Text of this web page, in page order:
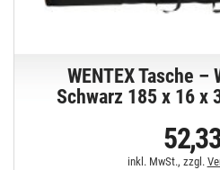
WENTEX Tasche
Schwarz 185 x 16 x
inkl. MwSt., zzgl.